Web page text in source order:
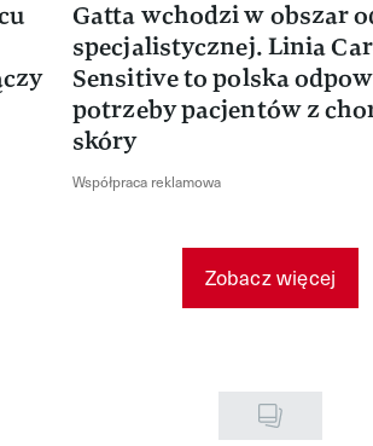
Gatta wchodzi w obszar
specjalistycznej. Linia
Sensitive to polska
potrzeby pacjentów z
skóry
Współpraca reklamowa
Zobacz więcej